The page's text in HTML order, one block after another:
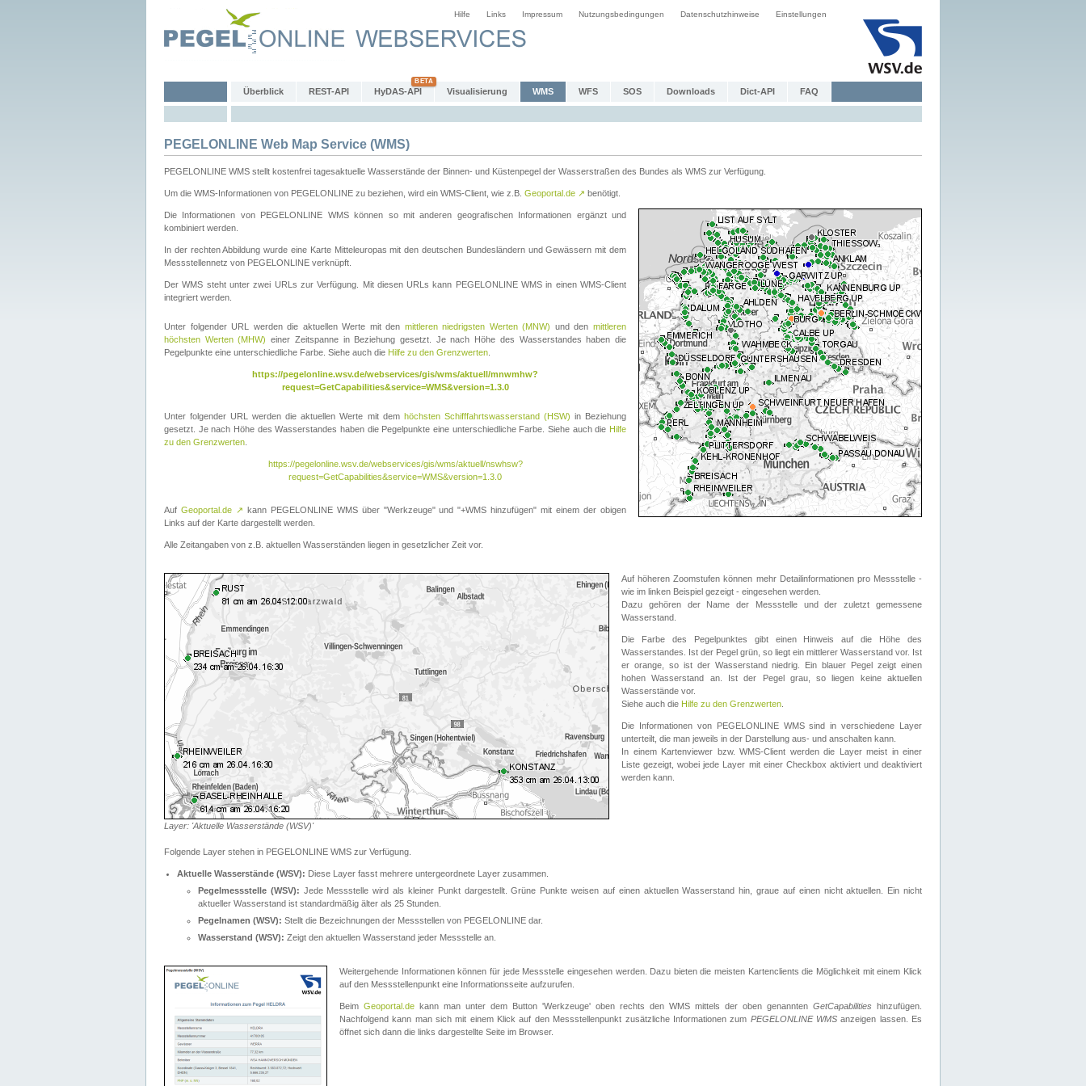
Hilfe Links Impressum Nutzungsbedingungen Datenschutzhinweise Einstellungen
Überblick REST-API HyDAS-API Visualisierung WMS WFS SOS Downloads Dict-API FAQ
PEGELONLINE Web Map Service (WMS)
PEGELONLINE WMS stellt kostenfrei tagesaktuelle Wasserstände der Binnen- und Küstenpegel der Wasserstraßen des Bundes als WMS zur Verfügung.
Um die WMS-Informationen von PEGELONLINE zu beziehen, wird ein WMS-Client, wie z.B. Geoportal.de ↗ benötigt.
Die Informationen von PEGELONLINE WMS können so mit anderen geografischen Informationen ergänzt und
kombiniert werden.
In der rechten Abbildung wurde eine Karte Mitteleuropas mit den deutschen Bundesländern und Gewässern mit dem
Messstellennetz von PEGELONLINE verknüpft.
Der WMS steht unter zwei URLs zur Verfügung. Mit diesen URLs kann PEGELONLINE WMS in einen WMS-Client
integriert werden.
Unter folgender URL werden die aktuellen Werte mit den mittleren niedrigsten Werten (MNW) und denmittleren
höchsten Werten (MHW) einer Zeitspanne in Beziehung gesetzt. Je nach Höhe des Wasserstandes haben die
Pegelpunkte eine unterschiedliche Farbe. Siehe auch die Hilfe zu den Grenzwerten
https://pegelonline.wsv.de/webservices/gis/wms/aktuell/mnwmhw?
request=GetCapabilities&service=WMS&version=1.3.0
Unter folgender URL werden die aktuellen Werte mit dem höchsten Schifffahrtswasserstand (HSW) in Beziehung
gesetzt. Je nach Höhe des Wasserstandes haben die Pegelpunkte eine unterschiedliche Farbe. Siehe auch die Hilfe
zu den Grenzwerten
https://pegelonline.wsv.de/webservices/gis/wms/aktuell/nswhsw?
request=GetCapabilities&service=WMS&version=1.3.0
Auf Geoportal.de ↗ kann PEGELONLINE WMS über "Werkzeuge" und "+WMS hinzufügen" mit einem der obigen
Links auf der Karte dargestellt werden.
Alle Zeitangaben von z.B. aktuellen Wasserständen liegen in gesetzlicher Zeit vor.
Layer: 'Aktuelle Wasserstände (WSV)'
Auf höheren Zoomstufen können mehr Detailinformationen pro Messstelle -
wie im linken Beispiel gezeigt - eingesehen werden.
Dazu gehören der Name der Messstelle und der zuletzt gemessene
Wasserstand.
Die Farbe des Pegelpunktes gibt einen Hinweis auf die Höhe des
Wasserstandes. Ist der Pegel grün, so liegt ein mittlerer Wasserstand vor. Ist
er orange, so ist der Wasserstand niedrig. Ein blauer Pegel zeigt einen
hohen Wasserstand an. Ist der Pegel grau, so liegen keine aktuellen
Wasserstände vor.
Siehe auch die Hilfe zu den Grenzwerten
Die Informationen von PEGELONLINE WMS sind in verschiedene Layer
unterteilt, die man jeweils in der Darstellung aus- und anschalten kann.
In einem Kartenviewer bzw. WMS-Client werden die Layer meist in einer
Liste gezeigt, wobei jede Layer mit einer Checkbox aktiviert und deaktiviert
werden kann.
Folgende Layer stehen in PEGELONLINE WMS zur Verfügung.
Aktuelle Wasserstände (WSV): Diese Layer fasst mehrere untergeordnete Layer zusammen.
Pegelmessstelle (WSV): Jede Messstelle wird als kleiner Punkt dargestellt. Grüne Punkte weisen auf einen aktuellen Wasserstand hin, graue auf einen nicht aktuellen. Ein nicht
aktueller Wasserstand ist standardmäßig älter als 25 Stunden.
Pegelnamen (WSV): Stellt die Bezeichnungen der Messstellen von PEGELONLINE dar.
Wasserstand (WSV): Zeigt den aktuellen Wasserstand jeder Messstelle an.
Weitergehende Informationen können für jede Messstelle eingesehen werden. Dazu bieten die meisten Kartenclients die Möglichkeit mit einem Klick
auf den Messstellenpunkt eine Informationsseite aufzurufen.
Beim Geoportal.de kann man unter dem Button 'Werkzeuge' oben rechts den WMS mittels der oben genannten GetCapabilities hinzufügen.
Nachfolgend kann man sich mit einem Klick auf den Messstellenpunkt zusätzliche Informationen zum PEGELONLINE WMSanzeigen lassen. Es
öffnet sich dann die links dargestellte Seite im Browser.